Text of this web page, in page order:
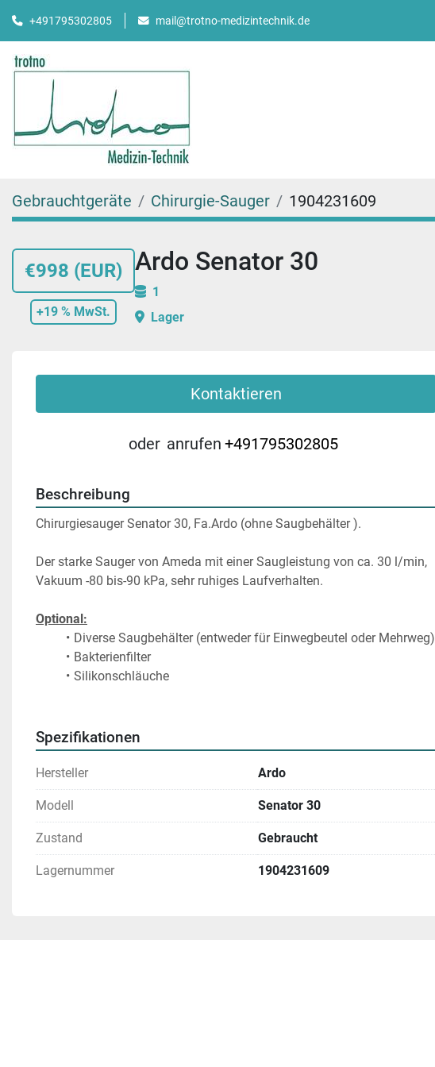
+491795302805 mail@trotno-medizintechnik.de
Gebrauchtgeräte Chirurgie-Sauger 1904231609
€998 (EUR)
+19 % MwSt.
Ardo Senator 30
1
Lager
Kontaktieren
oder anrufen +491795302805
Beschreibung
Chirurgiesauger Senator 30, Fa.Ardo (ohne Saugbehälter ).
Der starke Sauger von Ameda mit einer Saugleistung von ca. 30 l/min,
Vakuum -80 bis-90 kPa, sehr ruhiges Laufverhalten.
Optional:
Diverse Saugbehälter (entweder für Einwegbeutel oder Mehrweg)
Bakterienfilter
Silikonschläuche
Spezifikationen
Hersteller Ardo
Modell Senator 30
Zustand Gebraucht
Lagernummer 1904231609